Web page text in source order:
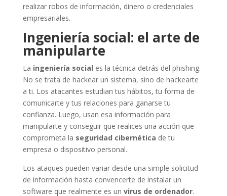
realizar robos de información, dinero o credenciales
empresariales.
Ingeniería social: el arte de
manipularte
La ingeniería social es la técnica detrás del phishing.
No se trata de hackear un sistema, sino de hackearte
a ti. Los atacantes estudian tus hábitos, tu forma de
comunicarte y tus relaciones para ganarse tu
confianza. Luego, usan esa información para
manipularte y conseguir que realices una acción que
comprometa la seguridad cibernética de tu
empresa o dispositivo personal.
Los ataques pueden variar desde una simple solicitud
de información hasta convencerte de instalar un
software que realmente es un virus de ordenador.